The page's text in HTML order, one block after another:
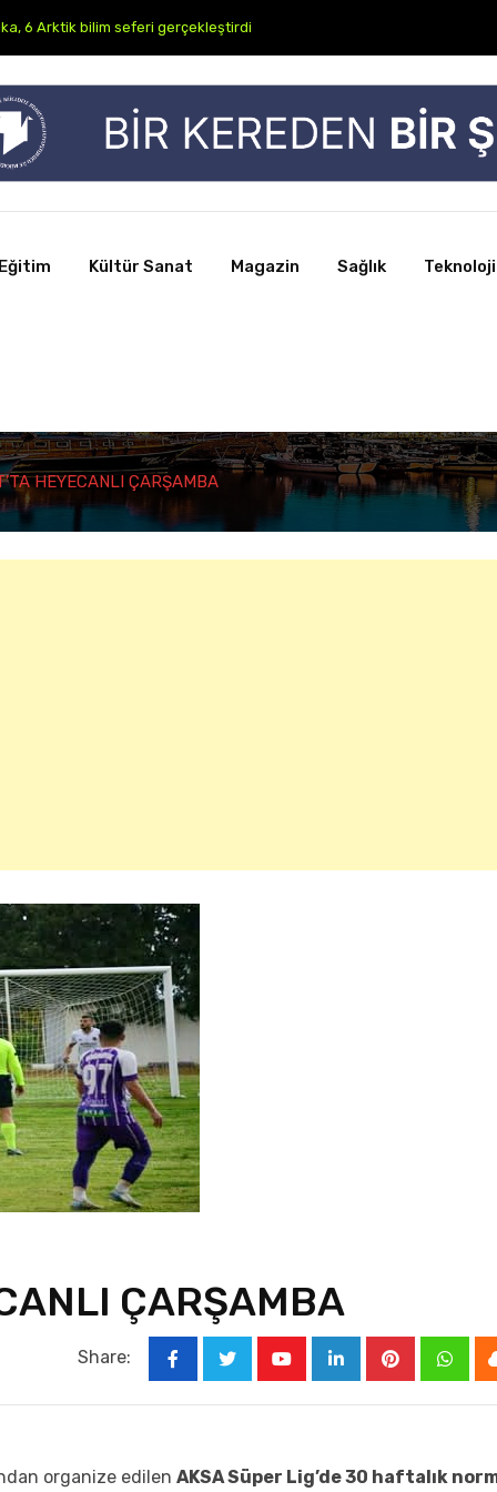
Kampı Lefkoşa’da Başlıyor: Genç Yetenekler Dünya Futboluna
Kültür Sanat Magazin Sağlık Teknoloji
HEYECANLI ÇARŞAMBA
ÇARŞAMBA
Share:
organize edilen AKSA Süper Lig’de 30 haftalık